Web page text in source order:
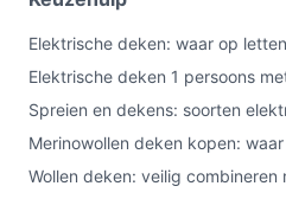
Voor thuis- en mogelijk
geschikt vanwege de vele
wasbaarheid. Als je echter
vereist voor intensief
eigenschap in de
Automatisch uitschakelen =
Elektrische deken: waar op
Elektrische deken 1 persoons
Spreien en dekens: soorten
Merinowollen deken kopen:
Wollen deken: veilig